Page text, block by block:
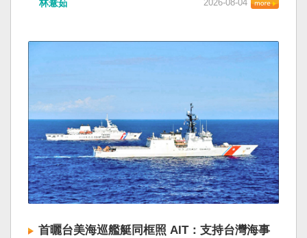
林薏茹 2026-08-04
首曬台美海巡艦艇同框照 AIT：支持台灣海事